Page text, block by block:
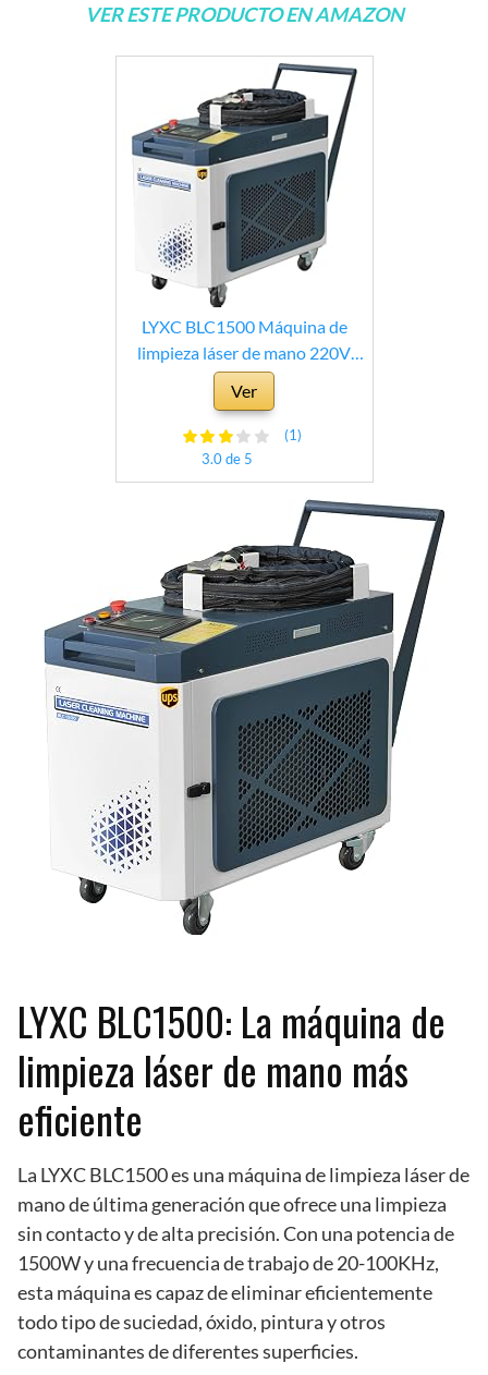
VER ESTE PRODUCTO EN AMAZON
LYXC BLC1500 Máquina de
limpieza láser de mano 220V
1phase Máquina de limpieza
láser de fibra sin contacto
360°Cleaning con refrigeración
por agua Aplicado al coche,
pared, limpieza de tuberías para
Ver
3.0 de 5
(1)
LYXC BLC1500: La máquina de
limpieza láser de mano más
eficiente
La LYXC BLC1500 es una máquina de limpieza láser de
mano de última generación que ofrece una limpieza
sin contacto y de alta precisión. Con una potencia de
1500W y una frecuencia de trabajo de 20-100KHz,
esta máquina es capaz de eliminar eficientemente
todo tipo de suciedad, óxido, pintura y otros
contaminantes de diferentes superficies.